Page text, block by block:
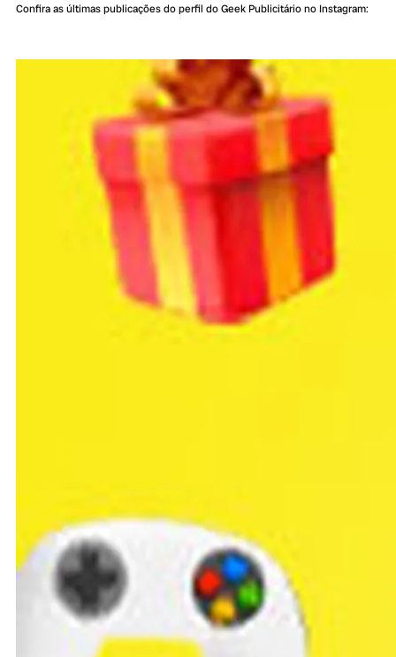
Confira as últimas publicações do perfil do Geek Publicitário no Instagram: